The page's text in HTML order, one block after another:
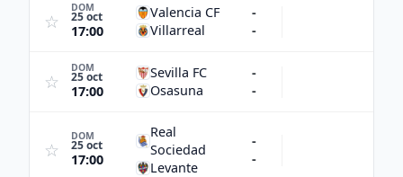
☆
DOM
25 oct
17:00
Valencia CF
Villarreal
-
-
☆
DOM
25 oct
17:00
Sevilla FC
Osasuna
-
-
☆
DOM
25 oct
17:00
Real
Sociedad
Levante
-
-